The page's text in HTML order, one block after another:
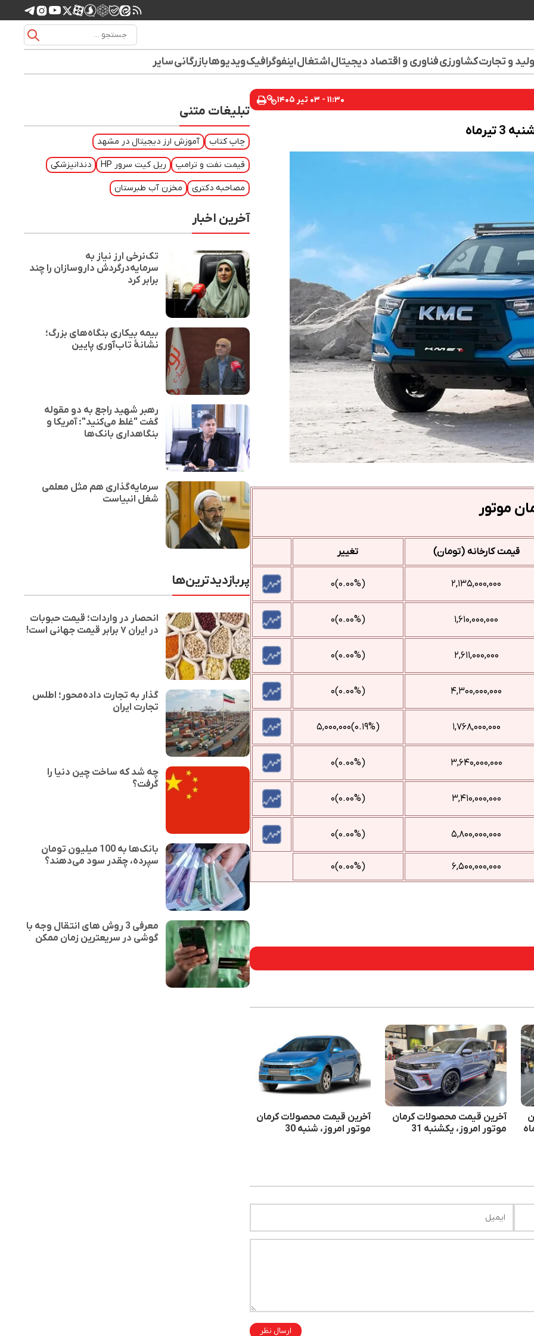
و تجارتکشاورزیفناوری و اقتصاد دیجیتالاشتغالاینفوگرافیکویدیوهابازرگانیسایر
۱۱:۳۰ - ۰۳ تیر ۱۴۰۵
موتور
قیمت کارخانه (تومان) تغییر
۲,۱۳۵,۰۰۰,۰۰۰ (۰.۰۰%)۰
۱,۶۱۰,۰۰۰,۰۰۰ (۰.۰۰%)۰
۲,۶۱۱,۰۰۰,۰۰۰ (۰.۰۰%)۰
۴,۳۰۰,۰۰۰,۰۰۰ (۰.۰۰%)۰
۱,۷۶۸,۰۰۰,۰۰۰ (‎۰.۱۹%‌)‎۵,۰۰۰,۰۰۰‌
۳,۶۴۰,۰۰۰,۰۰۰ (۰.۰۰%)۰
۳,۴۱۰,۰۰۰,۰۰۰ (۰.۰۰%)۰
۵,۸۰۰,۰۰۰,۰۰۰ (۰.۰۰%)۰
۶,۵۰۰,۰۰۰,۰۰۰ (۰.۰۰%)۰
آخرین قیمت محصولات کرمان
موتور امروز، یکشنبه 31
آخرین قیمت محصولات کرمان
موتور امروز، شنبه 30
ارسال نظر
تبلیغات متنی
چاپ کتاب آموزش ارز دیجیتال در مشهد
قیمت نفت و ترامپ ریل کیت سرور HP دندانپزشکی
مصاحبه دکتری مخزن آب طبرستان
آخرین اخبار
تک‌نرخی ارز نیاز به
سرمایه‌درگردش داروسازان را چند
برابر کرد
بیمه بیکاری بنگاه‌های بزرگ؛
نشانهٔ تاب‌آوری پایین
رهبر شهید راجع به دو مقوله
گفت "غلط می‌کنید": آمریکا و
بنگاهداری بانک‌ها
سرمایه‌گذاری هم مثل معلمی
شغل انبیاست
پربازدیدترین‌ها
انحصار در واردات؛ قیمت حبوبات
در ایران ۷ برابر قیمت جهانی است!
گذار به تجارت داده‌محور؛ اطلس
تجارت ایران
چه شد که ساخت چین دنیا را
گرفت؟
بانک‌ها به 100 میلیون تومان
سپرده، چقدر سود می‌دهند؟
معرفی 3 روش های انتقال وجه با
گوشی در سریعترین زمان ممکن